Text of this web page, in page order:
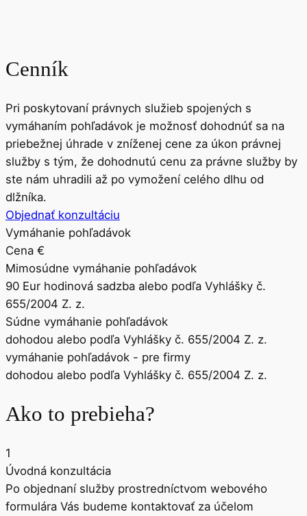
Cenník
Pri poskytovaní právnych služieb spojených s
vymáhaním pohľadávok je možnosť dohodnúť sa na
priebežnej úhrade v zníženej cene za úkon právnej
služby s tým, že dohodnutú cenu za právne služby by
ste nám uhradili až po vymožení celého dlhu od
dlžníka.
Objednať konzultáciu
Vymáhanie pohľadávok
Cena €
Mimosúdne vymáhanie pohľadávok
90 Eur hodinová sadzba alebo podľa Vyhlášky č.
655/2004 Z. z.
Súdne vymáhanie pohľadávok
dohodou alebo podľa Vyhlášky č. 655/2004 Z. z.
vymáhanie pohľadávok - pre firmy
dohodou alebo podľa Vyhlášky č. 655/2004 Z. z.
Ako to prebieha?
1
Úvodná konzultácia
Po objednaní služby prostredníctvom webového
formulára Vás budeme kontaktovať za účelom